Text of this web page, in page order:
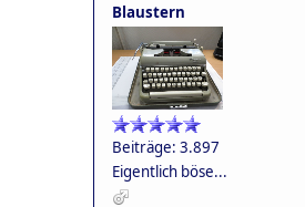
Blaustern
Beiträge: 3.897
Eigentlich böse...